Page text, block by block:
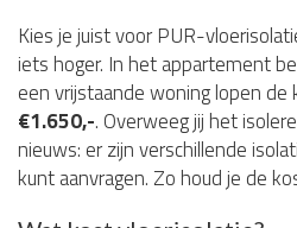
Kies je juist voor PUR-
iets hoger. In het appartement
een vrijstaande woning lopen
€1.650,-. Overweeg jij het
nieuws: er zijn verschillende
kunt aanvragen. Zo houd je de